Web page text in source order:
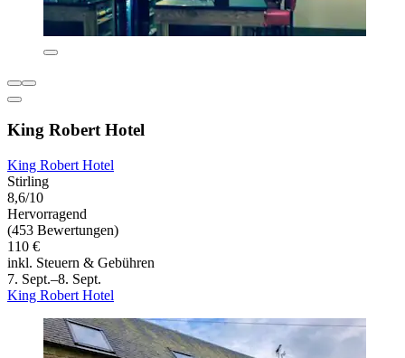
King Robert Hotel
King Robert Hotel
Stirling
8,6/10
Hervorragend
(453 Bewertungen)
110 €
inkl. Steuern & Gebühren
7. Sept.–8. Sept.
King Robert Hotel